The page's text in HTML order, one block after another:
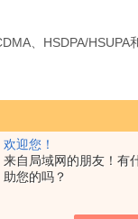
欢迎您！
来自局域网的朋友！有
助您的吗？
、HSDPA/HSUPA
、100based-T LAN、
论是功能还是便携性
可以在非常恶劣的